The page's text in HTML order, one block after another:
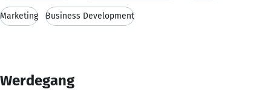
Marketing Business Development
Werdegang